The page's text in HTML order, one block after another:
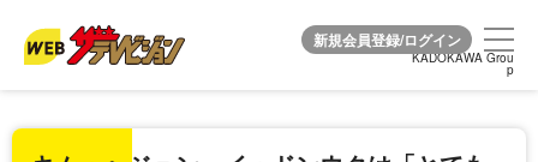
KADOKAWA Grou
p
KADOKAWA Grou
p